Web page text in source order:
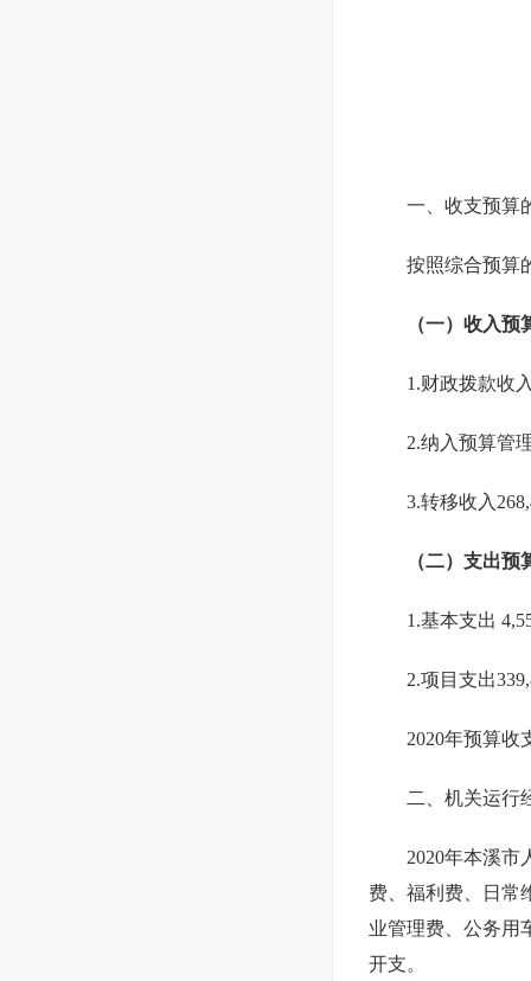
一、收支预算
按照综合预算
（一）收入预
1.财政拨款收
2.纳入预算管
3.转移收入
（二）支出预
1.基本支出
2.项目支出
2020年预算收
二、机关运行
2020年本溪市
费、福利费、日常
业管理费、公务用
开支。